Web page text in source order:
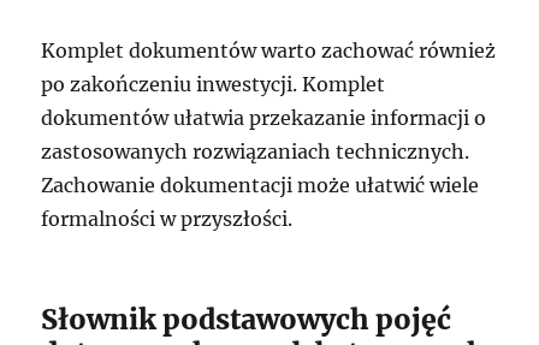
Komplet dokumentów warto zachować również
po zakończeniu inwestycji. Komplet
dokumentów ułatwia przekazanie informacji o
zastosowanych rozwiązaniach technicznych.
Zachowanie dokumentacji może ułatwić wiele
formalności w przyszłości.
Słownik podstawowych pojęć